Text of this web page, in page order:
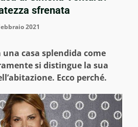
sfrenata
2021
casa splendida come
si distingue la sua
Ecco perché.